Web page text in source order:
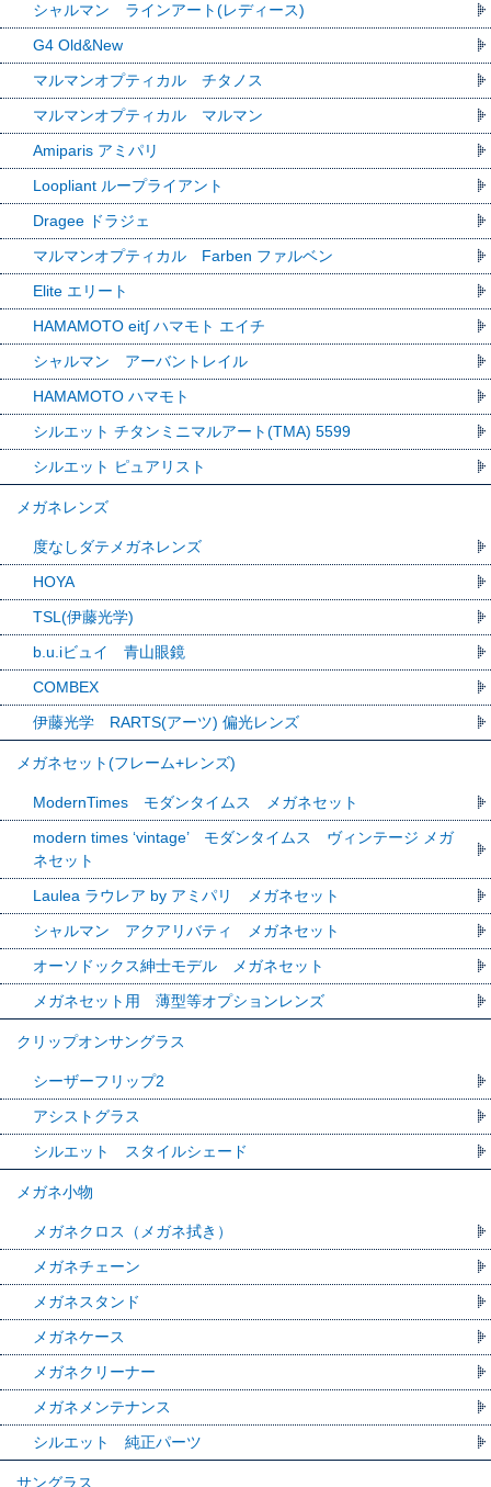
シャルマン ラインアート(レディース)
G4 Old&New
マルマンオプティカル チタノス
マルマンオプティカル マルマン
Amiparis アミパリ
Loopliant ループライアント
Dragee ドラジェ
マルマンオプティカル Farben ファルベン
Elite エリート
HAMAMOTO eit∫ ハマモト エイチ
シャルマン アーバントレイル
HAMAMOTO ハマモト
シルエット チタンミニマルアート(TMA) 5599
シルエット ピュアリスト
メガネレンズ
度なしダテメガネレンズ
HOYA
TSL(伊藤光学)
b.u.iビュイ 青山眼鏡
COMBEX
伊藤光学 RARTS(アーツ) 偏光レンズ
メガネセット(フレーム+レンズ)
ModernTimes モダンタイムス メガネセット
modern times ‘vintage’ モダンタイムス ヴィンテージ メガ
ネセット
Laulea ラウレア by アミパリ メガネセット
シャルマン アクアリバティ メガネセット
オーソドックス紳士モデル メガネセット
メガネセット用 薄型等オプションレンズ
クリップオンサングラス
シーザーフリップ2
アシストグラス
シルエット スタイルシェード
メガネ小物
メガネクロス（メガネ拭き）
メガネチェーン
メガネスタンド
メガネケース
メガネクリーナー
メガネメンテナンス
シルエット 純正パーツ
サングラス